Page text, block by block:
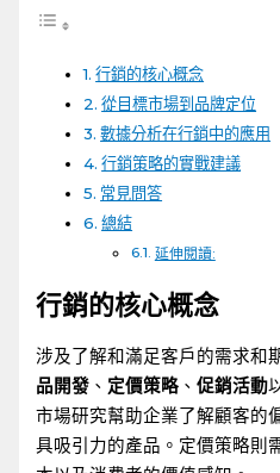
行銷的核心概念
從目標市場到品牌定位
數據分析在行銷中的應用
行銷策略的實戰建議
常見問答
總結
延伸閱讀:
行銷的核心概念
涉及了解和滿足客戶的需求和
品開發 、 定價策略 、促銷活動
市場研究幫助企業了解顧客的
具吸引力的產品。定價策略則